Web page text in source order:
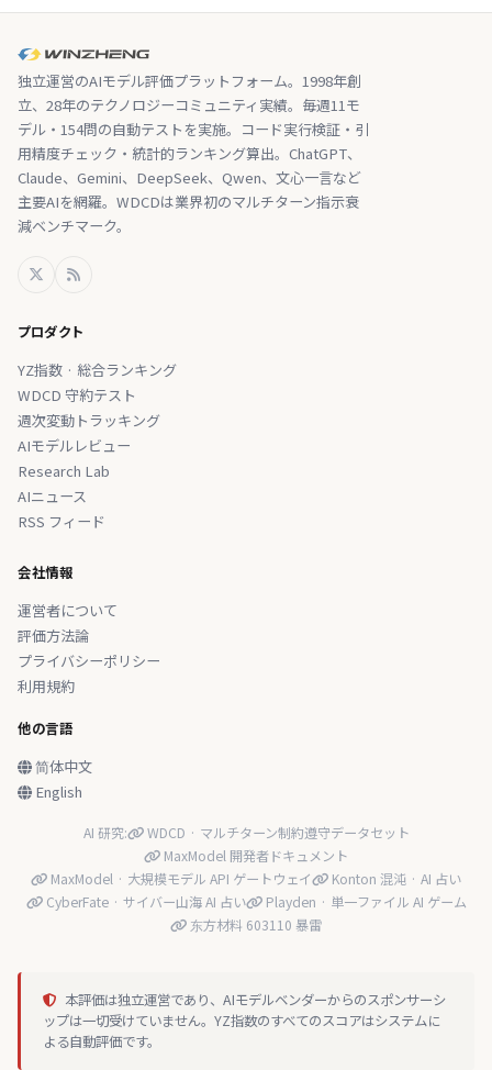
独立運営のAIモデル評価プラットフォーム。1998年創
立、28年のテクノロジーコミュニティ実績。毎週11モ
デル・154問の自動テストを実施。コード実行検証・引
用精度チェック・統計的ランキング算出。ChatGPT、
Claude、Gemini、DeepSeek、Qwen、文心一言など
主要AIを網羅。WDCDは業界初のマルチターン指示衰
減ベンチマーク。
プロダクト
YZ指数 · 総合ランキング
WDCD 守約テスト
週次変動トラッキング
AIモデルレビュー
Research Lab
AIニュース
RSS フィード
会社情報
運営者について
評価方法論
プライバシーポリシー
利用規約
他の言語
简体中文
English
AI 研究:
WDCD · マルチターン制約遵守データセット
MaxModel 開発者ドキュメント
MaxModel · 大規模モデル API ゲートウェイ
Konton 混沌 · AI 占い
CyberFate · サイバー山海 AI 占い
Playden · 単一ファイル AI ゲーム
东方材料 603110 暴雷
本評価は独立運営であり、AIモデルベンダーからのスポンサーシ
ップは一切受けていません。YZ指数のすべてのスコアはシステムに
よる自動評価です。